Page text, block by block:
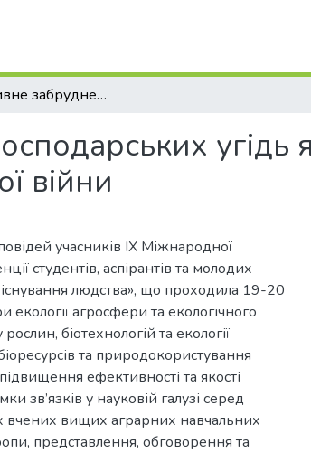
Радіоактивне забруднення сільськогосподарських угідь як один з основних можливих наслідків атомної війни
угідь
війни
учасників ІХ Міжнародної
студентів, аспірантів та молодих
існування людства», що проходила 19-20
екології агросфери та екологічного
біотехнологій та екології
та природокористування
ефективності та якості
зв’язків у науковій галузі серед
вчених вищих аграрних навчальних
представлення, обговорення та